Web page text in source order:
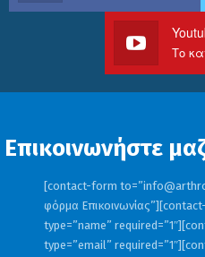
Επικοινωνήστε
[contact-form to=”
φόρμα
type=”name”
type=”email”